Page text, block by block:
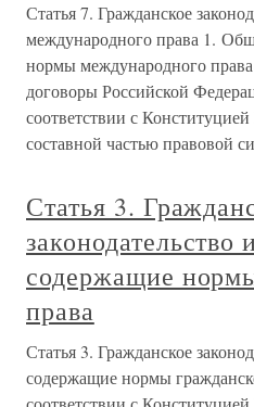
Статья 7. Гражданское
международного права 1.
нормы международного
договоры Российской
соответствии с
составной частью правовой
Статья 3.
содержащие
права
Статья 3. Гражданское
содержащие нормы